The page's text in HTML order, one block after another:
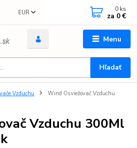
Menu
EUR
Hľadať
0 ks
za 0 €
Vzduchu
Wind Osviežovač Vzduchu
Vzduchu 300Ml